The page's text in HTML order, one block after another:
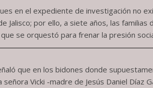
en el expediente de investigación no
por ello, a siete años, las
se orquestó para frenar la presión
que en los bidones donde
Vicki -madre de Jesús Daniel Díaz